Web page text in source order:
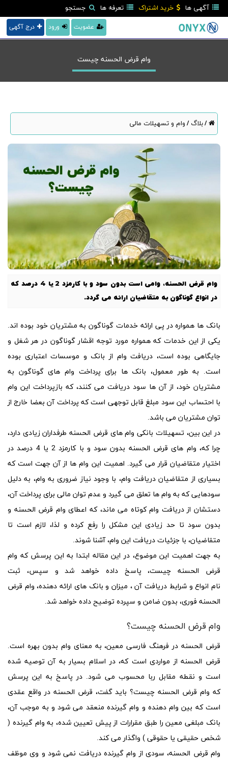
آگهی ها خرید اشتراک تعرفه ها جستجو
درج آگهی ورود عضویت
وام قرض الحسنه چیست
/بلاگ/ وام و تسهیلات مالی
وام قرض الحسنه، وامی است بدون سود و با کارمزد 2 یا 4 درصد که
در انواع گوناگون به متقاضیان ارائه می گردد.
بانک ها همواره در پی ارائه خدمات گوناگون به مشتریان خود بوده اند.
یکی از این خدمات که همواره مورد توجه اقشار گوناگون در هر شغل و
جایگاهی بوده است، دریافت وام از بانک و موسسات اعتباری بوده
است. به طور معمول، بانک ها برای پرداخت وام های گوناگون به
مشتریان خود، از آن ها سود دریافت می کنند، که بازپرداخت این وام
با احتساب این سود مبلغ قابل توجهی است که پرداخت آن بعضا خارج از
توان مشتریان می باشد.
در این بین، تسهیلات بانکی وام های قرض الحسنه طرفداران زیادی دارد،
چرا که، وام های قرض الحسنه
بدون سود و با کارمزد 2 یا 4 درصد در
اختیار متقاضیان قرار می گیرد. اهمیت این وام ها از آن جهت است که
بسیاری از متقاضیان دریافت وام، با وجود نیاز ضروری به وام، به دلیل
سودهایی که به وام ها تعلق می گیرد و عدم توان مالی برای پرداخت آن،
دستشان از دریافت وام کوتاه می ماند، که اعطای وام قرض الحسنه و
بدون سود تا حد زیادی این مشکل را رفع کرده و لذا، لازم است تا
متقاضیان، با جزئیات دریافت این وام، آشنا شوند.
به جهت اهمیت این موضوع، در این مقاله ابتدا به این پرسش که وام
قرض الحسنه چیست، پاسخ داده خواهد شد و سپس، ثبت
نام انواعوشرایط دریافتآن، میزان و بانک های ارائه دهنده، وام قرض
الحسنه فوری، بدون ضامن و سپرده توضیح داده خواهد شد.
وام قرض الحسنه چیست؟
قرض الحسنه در فرهنگ فارسی معین، به معنای وام بدون بهره است.
قرض الحسنه از مواردی است که، در اسلام بسیار به آن توصیه شده
است و نقطه مقابل ربا محسوب می شود. در پاسخ به این پرسش
که وام قرض الحسنه چیست؟ باید گفت، قرض الحسنه در واقع عقدی
است که بین وام دهنده و وام گیرنده منعقد می شود و به موجب آن،
بانک مبلغی معین را طبق مقرارات از پیش تعیین شده، به وام گیرنده (
شخص حقیقی یا حقوقی ) واگذار می کند.
وام قرض الحسنه، سودی از وام گیرنده دریافت نمی شود و وی موظف